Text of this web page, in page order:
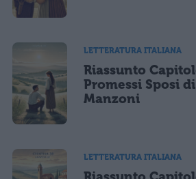
LETTERATURA ITALIANA
Riassunto
Promessi Sposi
Manzoni
LETTERATURA ITALIANA